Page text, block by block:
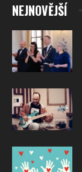
NEJNOVĚJŠÍ